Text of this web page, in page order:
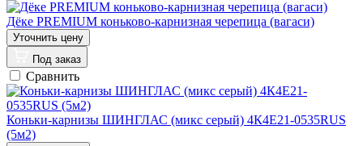
Дёке PREMIUM коньково-карнизная черепица (вагаси)
Под заказ
Сравнить
Коньки-карнизы ШИНГЛАС (микс серый) 4К4Е21-0535RUS
(5м2)